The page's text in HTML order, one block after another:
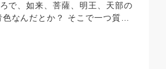
で、如来、菩薩、明王、天部の
なんだとか？ そこで一つ質問
調べたところ、瞳の色は白色、
どっちなんだろうかと思ってし